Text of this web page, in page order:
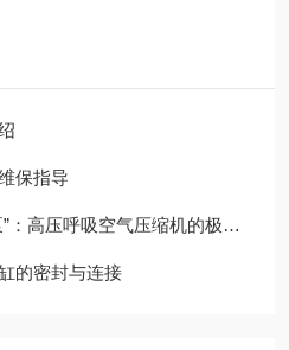
保指导
吸空气压缩机的极限压缩与净化哲学
的密封与连接